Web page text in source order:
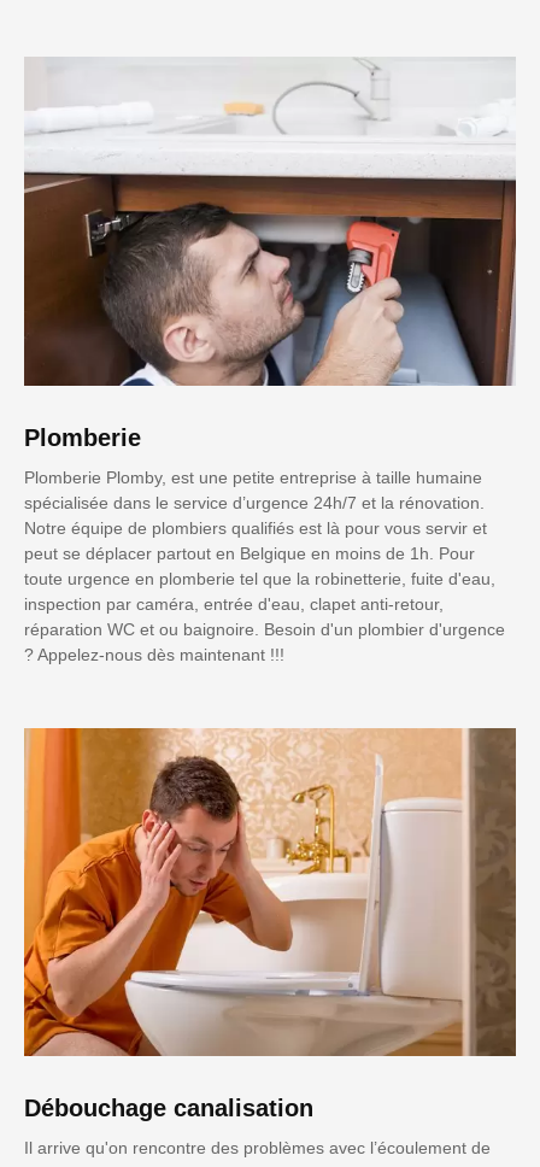
Plomberie
Plomberie Plomby, est une petite entreprise à taille humaine
spécialisée dans le service d’urgence 24h/7 et la rénovation.
Notre équipe de plombiers qualifiés est là pour vous servir et
peut se déplacer partout en Belgique en moins de 1h. Pour
toute urgence en plomberie tel que la robinetterie, fuite d'eau,
inspection par caméra, entrée d'eau, clapet anti-retour,
réparation WC et ou baignoire. Besoin d'un plombier d'urgence
? Appelez-nous dès maintenant !!!
Débouchage canalisation
Il arrive qu'on rencontre des problèmes avec l’écoulement de